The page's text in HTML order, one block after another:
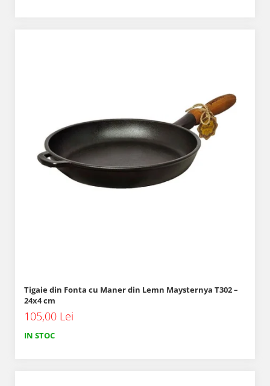
Tigaie din Fonta cu Maner din Lemn Maysternya T302 –
24x4 cm
105,00 Lei
IN STOC